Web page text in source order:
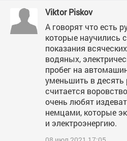
Viktor Piskov
А говорят что есть
которые научились
показания
водяных,
пробег на
уменьшить в десять
считается
очень любят
немцами, которые
и электроэнергию.